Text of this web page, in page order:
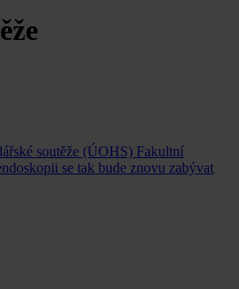
soutěže (ÚOHS) Fakultní
se tak bude znovu zabývat